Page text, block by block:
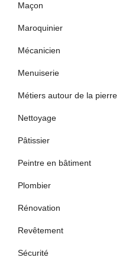
Maçon
Maroquinier
Mécanicien
Menuiserie
Métiers autour de la pierre
Nettoyage
Pâtissier
Peintre en bâtiment
Plombier
Rénovation
Revêtement
Sécurité